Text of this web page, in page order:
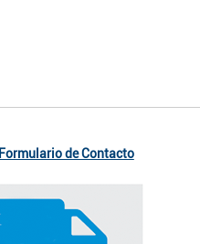
Formulario de Contacto